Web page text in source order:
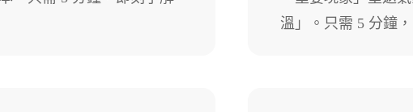
溫」。只需 5 分鐘